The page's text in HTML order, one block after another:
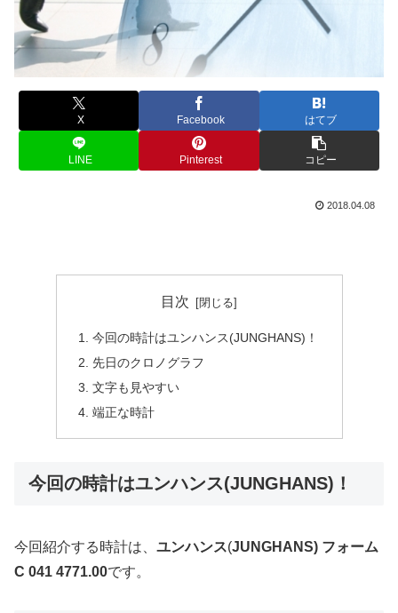
X Facebook はてブ
LINE Pinterest コピー
2018.04.08
目次
今回の時計はユンハンス(JUNGHANS)！
先日のクロノグラフ
文字も見やすい
端正な時計
今回の時計はユンハンス(JUNGHANS)！
今回紹介する時計は、 ユンハンス(JUNGHANS) フォーム
C 041 4771.00です。